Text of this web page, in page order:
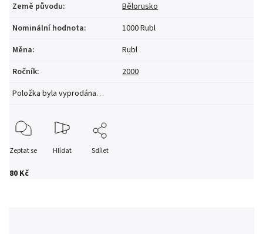
80 Kč
Země původu:
Bělorusko
Nominální hodnota:
1000 Rubl
Měna:
Rubl
Ročník:
2000
Položka byla vyprodána…
Zeptat se Hlídat Sdílet